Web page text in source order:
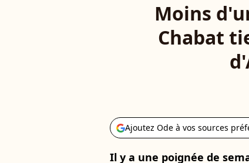
Moins
Chabat
Ajoutez Ode à vos sources
Il y a une poignée de